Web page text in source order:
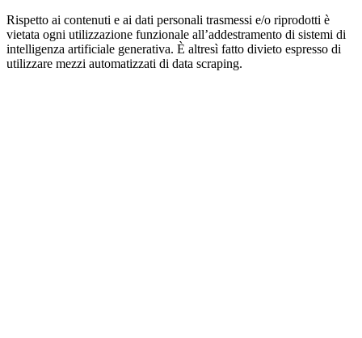
Rispetto ai contenuti e ai dati personali trasmessi e/o riprodotti è
vietata ogni utilizzazione funzionale all’addestramento di sistemi di
intelligenza artificiale generativa. È altresì fatto divieto espresso di
utilizzare mezzi automatizzati di data scraping.